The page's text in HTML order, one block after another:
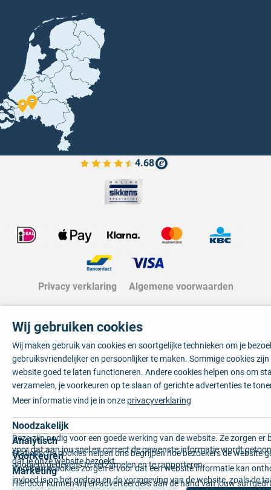
4.68
Bekijk de verfplaza beoordelingen
Privacy verklaring Algemene voorwaarden
Wij gebruiken cookies
Wij maken gebruik van cookies en soortgelijke technieken om je
gebruiksvriendelijker en persoonlijker te maken. Sommige cookies
website goed te laten functioneren. Andere cookies helpen ons om
verzamelen, je voorkeuren op te slaan of gerichte advertenties te
Meer informatie vind je in onze privacyverklaring
Noodzakelijk
Deze zijn nodig voor een goede werking van de website. Ze zorgen er
voor dat aan jou snel en correct de gewenste informatie wordt
dat je onze website bezoekt.
Analytisch
Statistische cookies helpen ons begrijpen hoe bezoekers de website
anoniem gegevens te verzamelen en te rapporteren.
Voorkeuren
Voorkeurscookies zorgen ervoor dat een website informatie kan
invloed is op het gedrag en de vormgeving van de website, zoals de
Marketing
Hierdoor kunnen wij en adverteerders aan de hand van jouw